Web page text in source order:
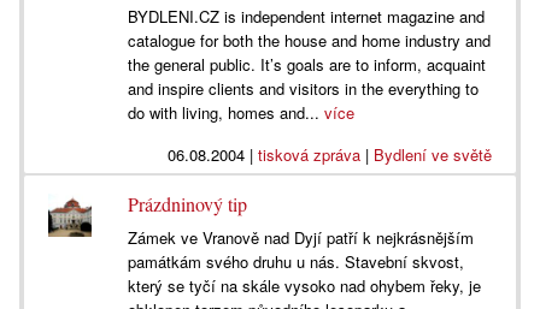
BYDLENI.CZ is independent internet magazine and
catalogue for both the house and home industry and
the general public. It’s goals are to inform, acquaint
and inspire clients and visitors in the everything to
do with living, homes and...více
06.08.2004| tisková zpráva| Bydlení ve světě
Prázdninový tip
Zámek ve Vranově nad Dyjí patří k nejkrásnějším
památkám svého druhu u nás. Stavební skvost,
který se tyčí na skále vysoko nad ohybem řeky, je